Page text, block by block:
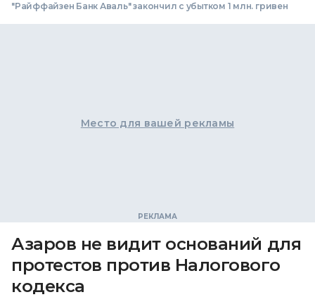
"Райффайзен Банк Аваль" закончил с убытком 1 млн. гривен
Место для вашей рекламы
Азаров не видит оснований для
протестов против Налогового
кодекса